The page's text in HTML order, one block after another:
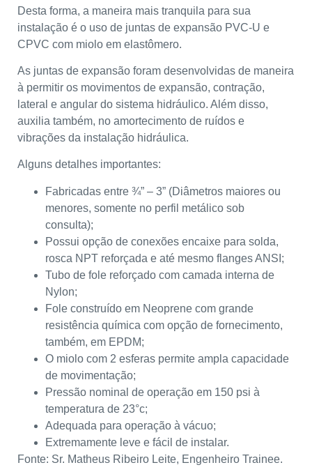
Desta forma, a maneira mais tranquila para sua
instalação é o uso de juntas de expansão PVC-U e
CPVC com miolo em elastômero.
As juntas de expansão foram desenvolvidas de maneira
à permitir os movimentos de expansão, contração,
lateral e angular do sistema hidráulico. Além disso,
auxilia também, no amortecimento de ruídos e
vibrações da instalação hidráulica.
Alguns detalhes importantes:
Fabricadas entre ¾” – 3” (Diâmetros maiores ou
menores, somente no perfil metálico sob
consulta);
Possui opção de conexões encaixe para solda,
rosca NPT reforçada e até mesmo flanges ANSI;
Tubo de fole reforçado com camada interna de
Nylon;
Fole construído em Neoprene com grande
resistência química com opção de fornecimento,
também, em EPDM;
O miolo com 2 esferas permite ampla capacidade
de movimentação;
Pressão nominal de operação em 150 psi à
temperatura de 23°c;
Adequada para operação à vácuo;
Extremamente leve e fácil de instalar.
Fonte: Sr. Matheus Ribeiro Leite, Engenheiro Trainee.